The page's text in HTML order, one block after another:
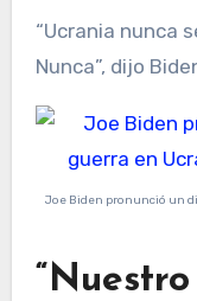
“Ucrania nunca
Nunca”, dijo
Joe Biden pronunció un